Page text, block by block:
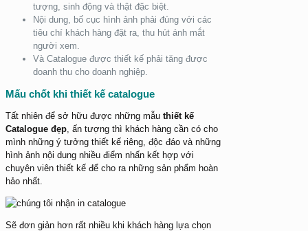
tượng, sinh động và thật đặc biệt.
Nội dung, bố cục hình ảnh phải đúng với các
tiêu chí khách hàng đặt ra, thu hút ánh mắt
người xem.
Và Catalogue được thiết kế phải tăng được
doanh thu cho doanh nghiệp.
Mấu chốt khi thiết kế catalogue
Tất nhiên để sở hữu được những mẫu thiết kế
Catalogue đẹp , ấn tượng thì khách hàng cần có cho
mình những ý tưởng thiết kế riêng, độc đáo và những
hình ảnh nội dung nhiều điểm nhấn kết hợp với
chuyên viên thiết kế để cho ra những sản phẩm hoàn
hảo nhất.
Sẽ đơn giản hơn rất nhiều khi khách hàng lựa chọn